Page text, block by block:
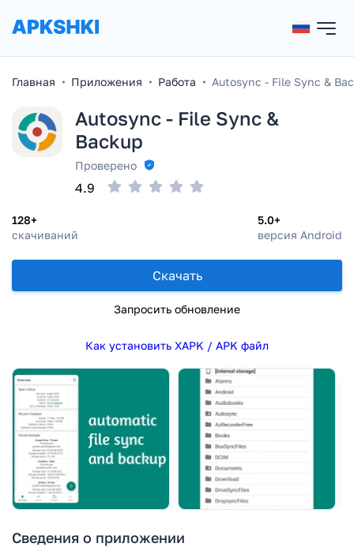
Главная Приложения Работа Autosync - File Sync &
Autosync - File Sync &
Backup
Проверено
128+
скачиваний
5.0+
версия Android
4.9
Скачать
Запросить обновление
Как установить XAPK / APK файл
Сведения о приложении